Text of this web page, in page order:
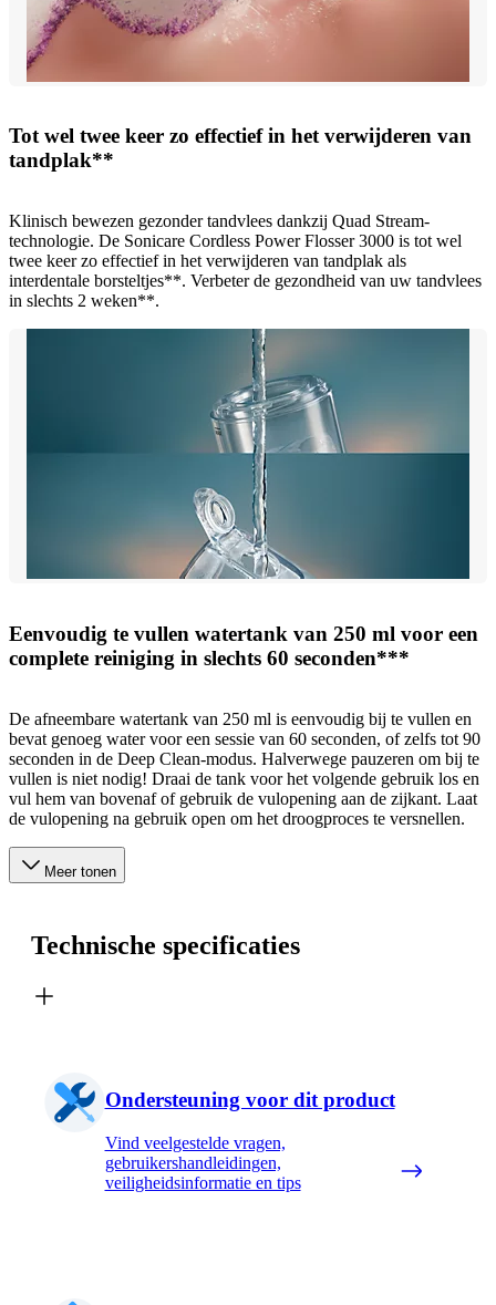
Tot wel twee keer zo effectief in het verwijderen van
tandplak**
Klinisch bewezen gezonder tandvlees dankzij Quad Stream-
technologie. De Sonicare Cordless Power Flosser 3000 is tot wel
twee keer zo effectief in het verwijderen van tandplak als
interdentale borsteltjes**. Verbeter de gezondheid van uw tandvlees
in slechts 2 weken**.
Eenvoudig te vullen watertank van 250 ml voor een
complete reiniging in slechts 60 seconden***
De afneembare watertank van 250 ml is eenvoudig bij te vullen en
bevat genoeg water voor een sessie van 60 seconden, of zelfs tot 90
seconden in de Deep Clean-modus. Halverwege pauzeren om bij te
vullen is niet nodig! Draai de tank voor het volgende gebruik los en
vul hem van bovenaf of gebruik de vulopening aan de zijkant. Laat
de vulopening na gebruik open om het droogproces te versnellen.
Meer tonen
Technische specificaties
Ondersteuning voor dit product
Vind veelgestelde vragen,
gebruikershandleidingen,
veiligheidsinformatie en tips